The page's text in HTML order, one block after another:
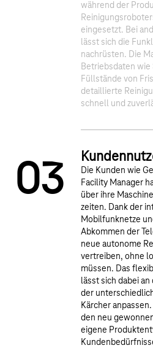
03
während der
eingesetzt. Bei
lässt sich die
nachrüsten. Die
Betriebsdaten wie
Füllstände von
detaillierte
schnell und
Die Kunden wie
Facility Manager
über ihre
zeiten. Dank der
Mobilfunknetze
Abkommen der
neue autonome
vertreiben, ohne
müssen. Das
lässt sich dabei
der
Kärcher
den neu
eigene